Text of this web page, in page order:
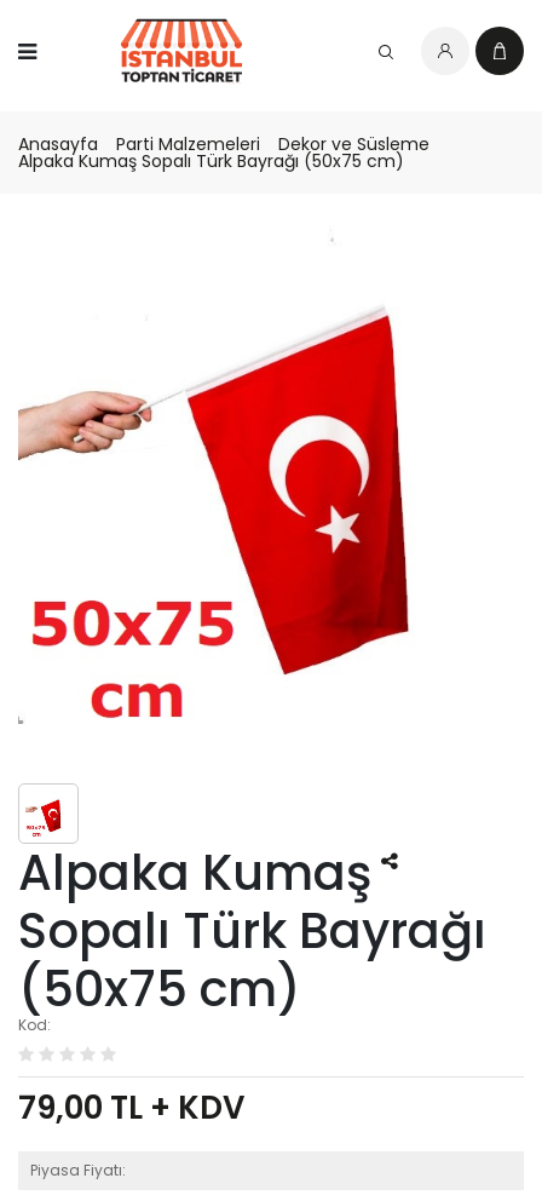
Anasayfa Parti Malzemeleri Dekor ve Süsleme
Alpaka Kumaş Sopalı Türk Bayrağı (50x75 cm)
Alpaka Kumaş
Sopalı Türk Bayrağı
(50x75 cm)
Kod:
79,00 TL + KDV
Piyasa Fiyatı: